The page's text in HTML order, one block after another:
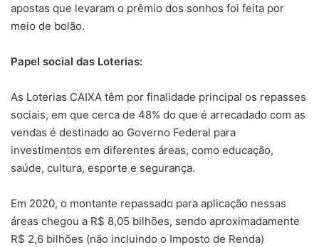
apostas que levaram o prêmio dos sonhos foi feita por
meio de bolão.
Papel social das Loterias:
As Loterias CAIXA têm por finalidade principal os repasses
sociais, em que cerca de 48% do que é arrecadado com as
vendas é destinado ao Governo Federal para
investimentos em diferentes áreas, como educação,
saúde, cultura, esporte e segurança.
Em 2020, o montante repassado para aplicação nessas
áreas chegou a R$ 8,05 bilhões, sendo aproximadamente
R$ 2,6 bilhões (não incluindo o Imposto de Renda)